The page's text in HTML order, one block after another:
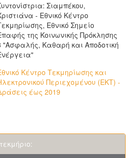
Σιαμπέκου,
- Εθνικό Κέντρο
Εθνικό Σημείο
της Κοινωνικής Πρόκλησης
"Ασφαλής, Καθαρή και Αποδοτική
Κέντρο Τεκμηρίωσης και
Περιεχομένου (ΕΚΤ) -
έως 2019